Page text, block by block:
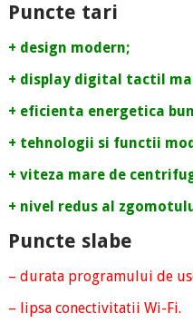
Puncte tari
+ design modern;
+ display digital tactil
+ eficienta energetica
+ tehnologii si functii
+ viteza mare de
+ nivel redus al
Puncte slabe
– durata programului de
– lipsa conectivitatii Wi-Fi.